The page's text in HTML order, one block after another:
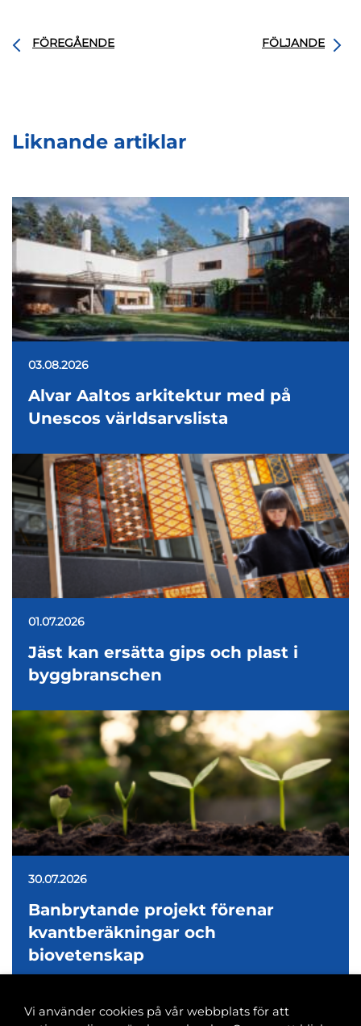
FÖREGÅENDE FÖLJANDE
Liknande artiklar
03.08.2026
Alvar Aaltos arkitektur med på
Unescos världsarvslista
01.07.2026
Jäst kan ersätta gips och plast i
byggbranschen
30.07.2026
Banbrytande projekt förenar
kvantberäkningar och
biovetenskap
Vi använder cookies på vår webbplats för att